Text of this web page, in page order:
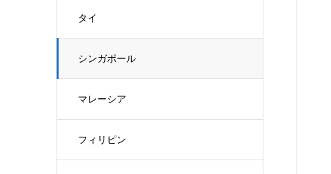
タイ
シンガポール
マレーシア
フィリピン